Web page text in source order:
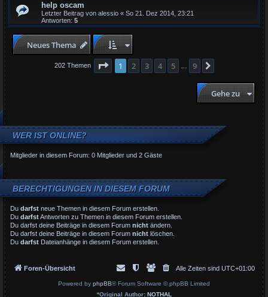
help oscam
Letzter Beitrag von alessio « So 21. Dez 2014, 23:21
Antworten: 5
Neues Thema
202 Themen Seite 1von
1 2 3 4 5 … 9
Gehe zu
WER IST ONLINE?
Mitglieder in diesem Forum: 0 Mitglieder und 2 Gäste
BERECHTIGUNGEN IN DIESEM FORUM
Du darfst neue Themen in diesem Forum erstellen.
Du darfstAntworten zu Themen in diesem Forum erstellen.
Du darfst deine Beiträge in diesem Forum nicht ändern.
Du darfst deine Beiträge in diesem Forum nicht löschen.
Du darfst Dateianhänge in diesem Forum erstellen.
Foren-Übersicht Alle Zeiten sind UTC+01:00
Powered by phpBB® Forum Software © phpBB Limited
*Original Author: NOTHAL